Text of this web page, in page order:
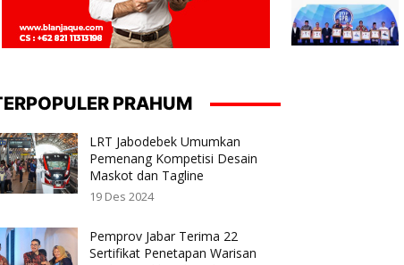
PRAHUM
LRT Jabodebek Umumkan
Pemenang Kompetisi Desain
Maskot dan Tagline
19 Des 2024
Pemprov Jabar Terima 22
Sertifikat Penetapan Warisan